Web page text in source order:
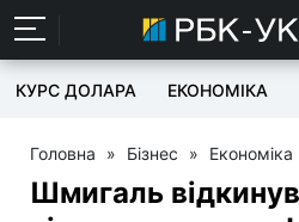
КУРС ДОЛАРА ЕКОНОМІКА
Головна » Бізнес » Економіка
Шмигаль